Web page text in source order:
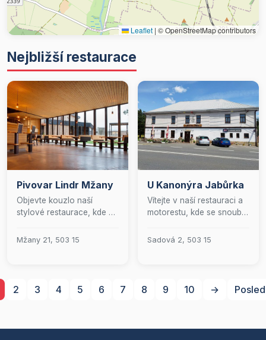
Leaflet | © OpenStreetMap contributors
Nejbližší restaurace
Pivovar Lindr Mžany
Objevte kouzlo naší
stylové restaurace, kde se
moderností. Vychutnejte si
vašimi zraky v naší
komfortní posezení pro
Mžany 21, 503 15
U Kanonýra Jabůrka
Vítejte v naší restauraci a
motorestu, kde se snoubí
kouzlem historie. Naše
artefakty a historickým
kuchyni, kterou s láskou
Sadová 2, 503 15
2 3 4 5 6 7 8 9 10 →